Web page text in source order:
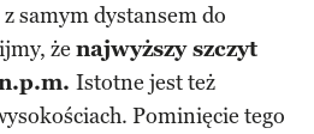
samym dystansem do
że najwyższy szczyt
Istotne jest też
Pominięcie tego